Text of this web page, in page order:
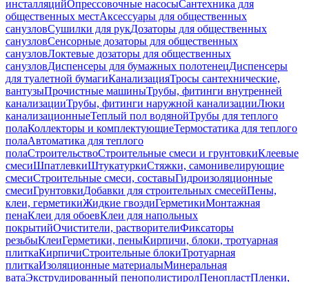
инсталляцийОпрессовочные насосыСантехника для
общественных местАксессуары для общественных
санузловСушилки для рукДозаторы для общественных
санузловСенсорные дозаторы для общественных
санузловЛоктевые дозаторы для общественных
санузловДиспенсеры для бумажных полотенецДиспенсеры
для туалетной бумагиКанализацияТросы сантехнические,
вантузыПрочистные машиныТрубы, фитинги внутренней
канализацииТрубы, фитинги наружной канализацииЛюки
канализационныеТеплый пол водянойТрубы для теплого
полаКоллекторы и комплектующиеТермостатика для теплого
полаАвтоматика для теплого
полаСтроительствоСтроительные смеси и грунтовкиКлеевые
смесиШпатлевкиШтукатуркиСтяжки, самонивелирующие
смесиСтроительные смеси, составыГидроизоляционные
смесиГрунтовкиДобавки для строительных смесейПены,
клеи, герметикиЖидкие гвоздиГерметикиМонтажная
пенаКлеи для обоевКлеи для напольных
покрытийОчистители, растворителиФиксаторы
резьбыКлеиГерметики, пеныКирпичи, блоки, тротуарная
плиткаКирпичиСтроительные блокиТротуарная
плиткаИзоляционные материалыМинеральная
ватаЭкструдированный пенополистиролПенопластПленки,